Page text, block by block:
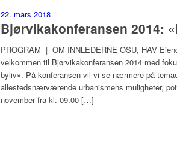
22. mars 2018
Bjørvikakonferansen 2014:
PROGRAM | OM INNLEDERNE OSU, HAV
velkommen til Bjørvikakonferansen 2014 med
byliv». På konferansen vil vi se nærmere på
allestedsnærværende urbanismens muligheter,
november fra kl. 09.00 […]